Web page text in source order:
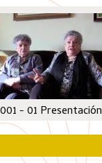
001 - 01 Presentación